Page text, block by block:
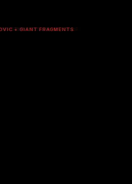
+ GIANT FRAGMENTS